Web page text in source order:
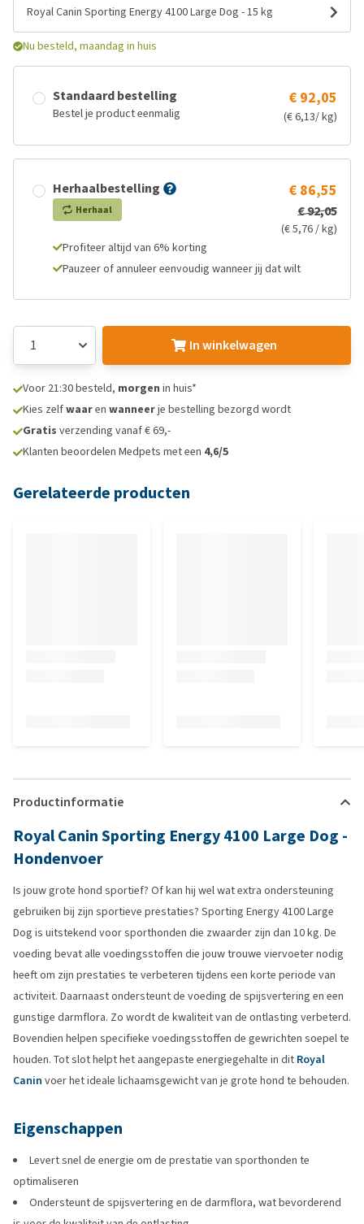
Royal Canin Sporting Energy 4100 Large Dog - 15 kg
Nu besteld, maandag in huis
Standaard bestelling
Bestel je product eenmalig
€ 92,05
(€ 6,13/ kg)
Herhaalbestelling
Herhaal
€ 86,55
€ 92,05
(€ 5,76 / kg)
Profiteer altijd van 6% korting
Pauzeer of annuleer eenvoudig wanneer jij dat wilt
In winkelwagen
Voor 21:30 besteld, morgen in huis*
Kies zelfwaaren wanneerje bestelling bezorgd wordt
Gratis verzending vanaf € 69,-
Klanten beoordelen Medpets met een 4,6/5
Gerelateerde producten
Productinformatie
Royal Canin Sporting Energy 4100 Large Dog -
Hondenvoer
Is jouw grote hond sportief? Of kan hij wel wat extra ondersteuning
gebruiken bij zijn sportieve prestaties? Sporting Energy 4100 Large
Dog is uitstekend voor sporthonden die zwaarder zijn dan 10 kg. De
voeding bevat alle voedingsstoffen die jouw trouwe viervoeter nodig
heeft om zijn prestaties te verbeteren tijdens een korte periode van
activiteit. Daarnaast ondersteunt de voeding de spijsvertering en een
gunstige darmflora. Zo wordt de kwaliteit van de ontlasting verbeterd.
Bovendien helpen specifieke voedingsstoffen de gewrichten soepel te
houden. Tot slot helpt het aangepaste energiegehalte in dit Royal
Canin voer het ideale lichaamsgewicht van je grote hond te behouden.
Eigenschappen
Levert snel de energie om de prestatie van sporthonden te
optimaliseren
Ondersteunt de spijsvertering en de darmflora, wat bevorderend